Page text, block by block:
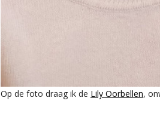
Op de foto draag ik de Lily Oorbellen,